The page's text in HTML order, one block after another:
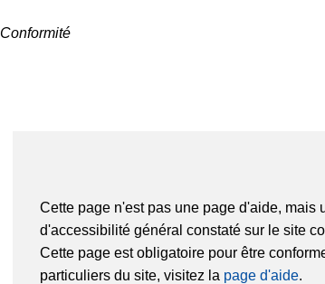
Conformité
Cette page n'est pas une page d'aide, mais
d'accessibilité général constaté sur le site
Cette page est obligatoire pour être
particuliers du site, visitez la page d'aide.